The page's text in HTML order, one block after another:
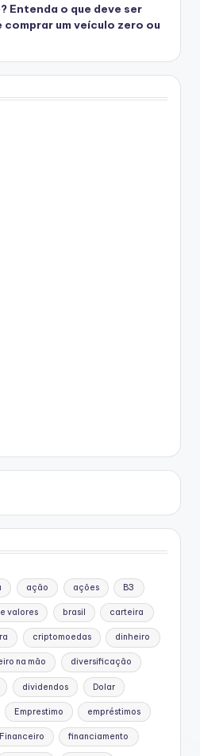
Entenda o que deve ser
um veículo zero ou
ação ações B3
valores brasil carteira
criptomoedas dinheiro
na mão diversificação
dividendos Dolar
Emprestimo empréstimos
Financeiro financiamento